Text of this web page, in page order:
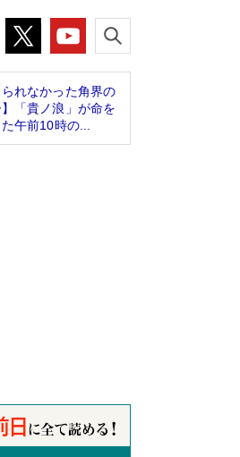
られなかった角界の
】「貴ノ浪」が命を
午前10時の...